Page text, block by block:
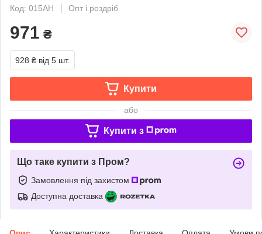
Код: 015АН
Опт і роздріб
971 ₴
928 ₴ від 5 шт.
Купити
або
Купити з
Що таке купити з Пром?
Замовлення під захистом
Доступна доставка